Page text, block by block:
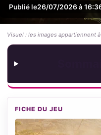
Publié le26/07/2026 à
Visuel : les images appartiennent
FICHE DU JEU